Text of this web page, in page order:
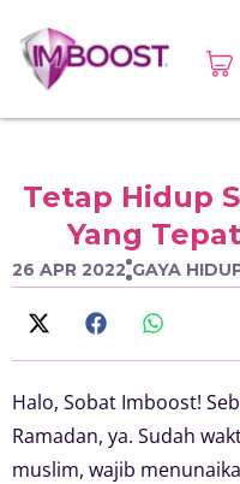
Tetap Hidup
Yang
26 APR 2022 GAYA
Halo, Sobat Imboost!
Ramadan, ya. Sudah
muslim, wajib